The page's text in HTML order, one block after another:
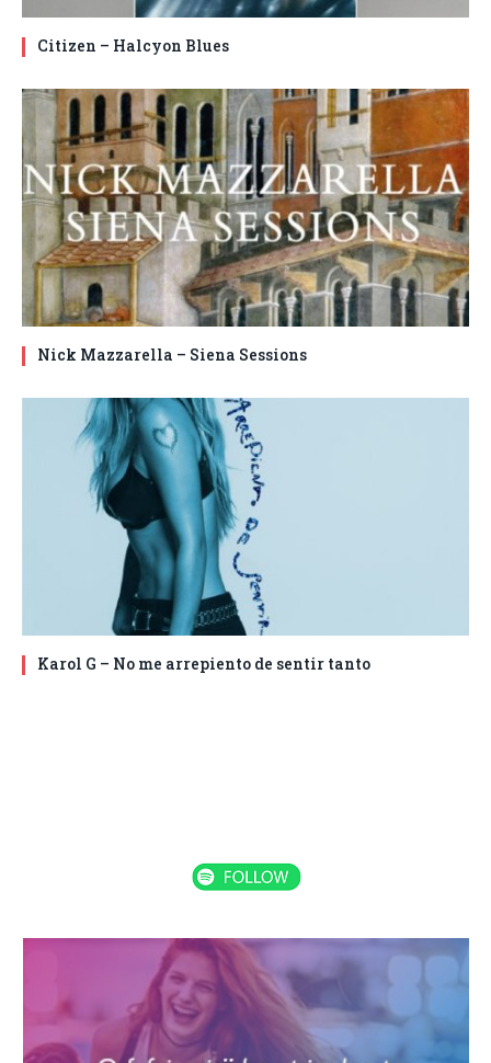
Citizen – Halcyon Blues
Nick Mazzarella – Siena Sessions
Karol G – No me arrepiento de sentir tanto